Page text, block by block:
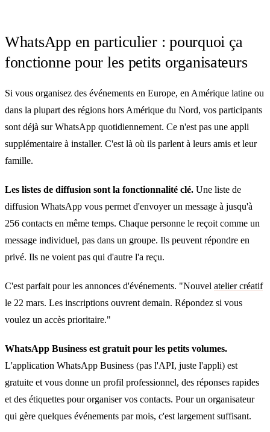
WhatsApp en particulier : pourquoi ça
fonctionne pour les petits organisateurs
Si vous organisez des événements en Europe, en Amérique latine ou
dans la plupart des régions hors Amérique du Nord, vos participants
sont déjà sur WhatsApp quotidiennement. Ce n'est pas une appli
supplémentaire à installer. C'est là où ils parlent à leurs amis et leur
famille.
Les listes de diffusion sont la fonctionnalité clé. Une liste de
diffusion WhatsApp vous permet d'envoyer un message à jusqu'à
256 contacts en même temps. Chaque personne le reçoit comme un
message individuel, pas dans un groupe. Ils peuvent répondre en
privé. Ils ne voient pas qui d'autre l'a reçu.
C'est parfait pour les annonces d'événements. "Nouvel atelier créatif
le 22 mars. Les inscriptions ouvrent demain. Répondez si vous
voulez un accès prioritaire."
WhatsApp Business est gratuit pour les petits volumes.
L'application WhatsApp Business (pas l'API, juste l'appli) est
gratuite et vous donne un profil professionnel, des réponses rapides
et des étiquettes pour organiser vos contacts. Pour un organisateur
qui gère quelques événements par mois, c'est largement suffisant.